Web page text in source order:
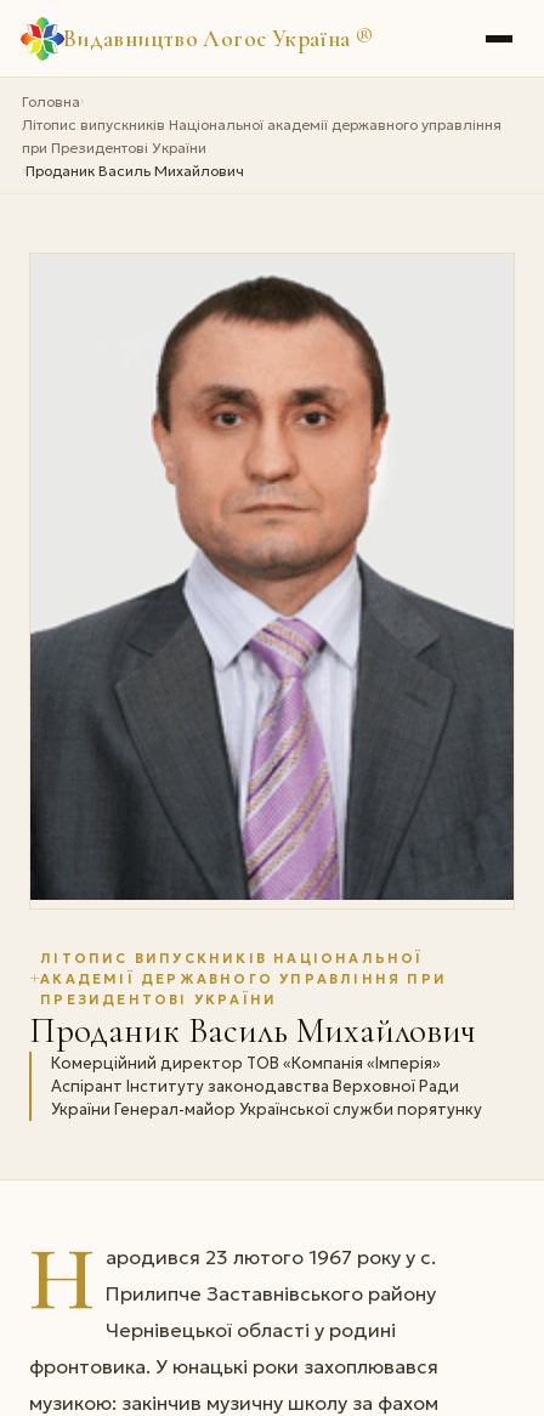
Видавництво Логос Україна ®
Головна›
Літопис випускників Національної академії державного управління
при Президентові України
›Проданик Василь Михайлович
ЛІТОПИС ВИПУСКНИКІВ НАЦІОНАЛЬНОЇ
АКАДЕМІЇ ДЕРЖАВНОГО УПРАВЛІННЯ ПРИ
ПРЕЗИДЕНТОВІ УКРАЇНИ
Проданик Василь Михайлович
Комерційний директор ТОВ «Компанія «Імперія»
Аспірант Інституту законодавства Верховної Ради
України Генерал-майор Української служби порятунку
Н ародився 23 лютого 1967 року у с.
Прилипче Заставнівського району
Чернівецької області у родині
фронтовика. У юнацькі роки захоплювався
музикою: закінчив музичну школу за фахом